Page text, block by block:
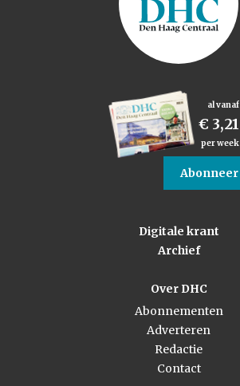
al vanaf
€ 3,21
per week
Abonneer
Digitale krant
Archief
Over DHC
Abonnementen
Adverteren
Redactie
Contact